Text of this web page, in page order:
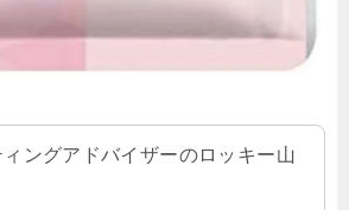
ィングアドバイザーのロッキー山